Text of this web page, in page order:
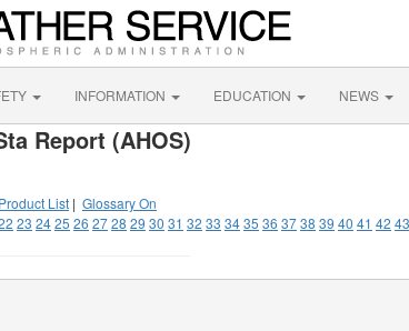
INFORMATION EDUCATION NEWS
Report (AHOS)
Product List | Glossary On
23 2425 26 2728 29 30 31 32 33 3435 36 3738 39 40 41 42 43